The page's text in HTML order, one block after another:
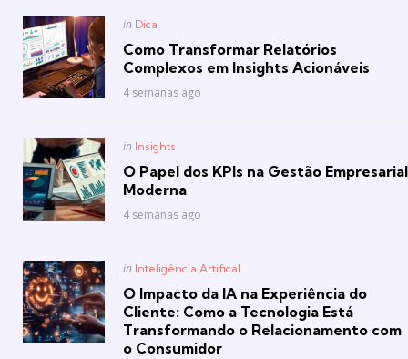
Posted
in Dica
Como Transformar Relatórios
Complexos em Insights Acionáveis
4 semanas ago
Posted
in Insights
O Papel dos KPIs na Gestão Empresarial
Moderna
4 semanas ago
Posted
in Inteligência Artifical
O Impacto da IA na Experiência do
Cliente: Como a Tecnologia Está
Transformando o Relacionamento com
o Consumidor